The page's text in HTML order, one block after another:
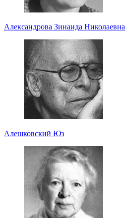
Александрова Зинаида Николаевна
Алешковский Юз